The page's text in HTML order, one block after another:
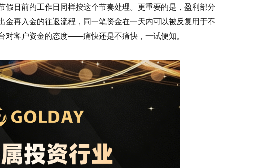
假日前的工作日同样按这个节奏处理。更重要的是，盈利部分
金再入金的往返流程，同一笔资金在一天内可以被反复用于不
对客户资金的态度——痛快还是不痛快，一试便知。